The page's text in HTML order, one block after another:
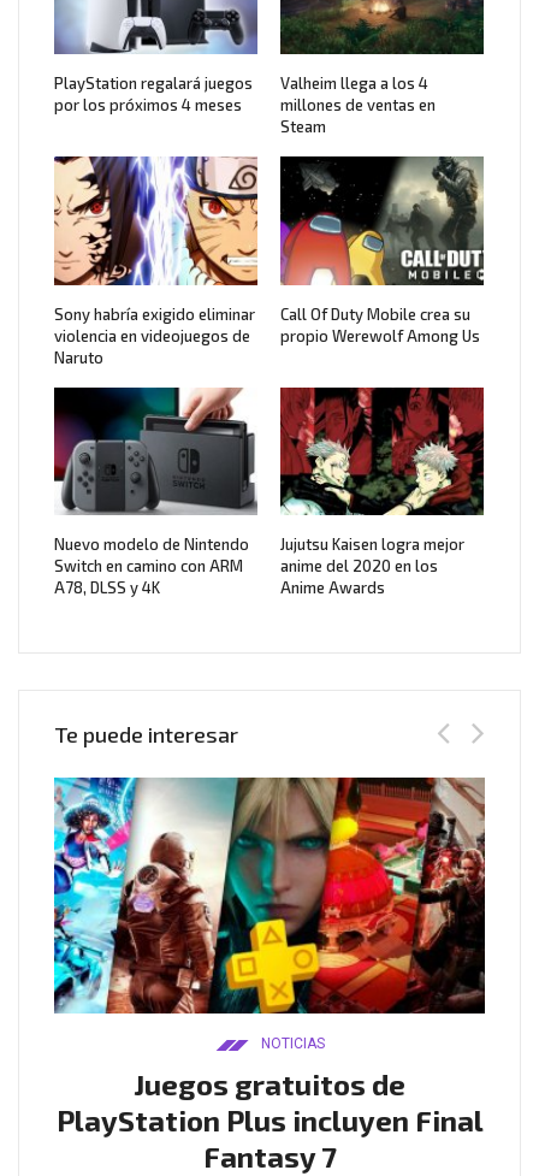
PlayStation regalará juegos
por los próximos 4 meses
Valheim llega a los 4
millones de ventas en
Steam
Sony habría exigido eliminar
violencia en videojuegos de
Naruto
Call Of Duty Mobile crea su
propio Werewolf Among Us
Nuevo modelo de Nintendo
Switch en camino con ARM
A78, DLSS y 4K
Jujutsu Kaisen logra mejor
anime del 2020 en los
Anime Awards
Te puede interesar
NOTICIAS
Juegos gratuitos de
PlayStation Plus incluyen Final
Fantasy 7